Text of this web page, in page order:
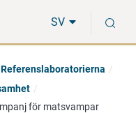
SV
Referenslaboratorierna
för matsvampar